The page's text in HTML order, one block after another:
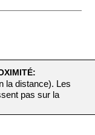
la distance). Les
pas sur la